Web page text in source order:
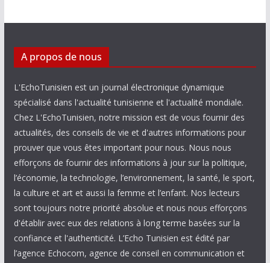
A propos de nous
L'EchoTunisien est un journal électronique dynamique
spécialisé dans l'actualité tunisienne et l'actualité mondiale.
Chez L'EchoTunisien, notre mission est de vous fournir des
actualités, des conseils de vie et d'autres informations pour
prouver que vous êtes important pour nous. Nous nous
efforçons de fournir des informations à jour sur la politique,
l’économie, la technologie, l’environnement, la santé, le sport,
la culture et art et aussi la femme et l’enfant. Nos lecteurs
sont toujours notre priorité absolue et nous nous efforçons
d'établir avec eux des relations à long terme basées sur la
confiance et l'authenticité. L’Echo Tunisien est édité par
l’agence Echocom, agence de conseil en communication et